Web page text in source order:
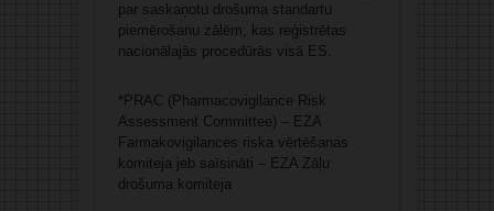
par saskaņotu drošuma standartu
piemērošanu zālēm, kas reģistrētas
nacionālajās procedūrās visā ES.
*PRAC (Pharmacovigilance Risk
Assessment Committee) – EZA
Farmakovigilances riska vērtēšanas
komiteja jeb saīsināti – EZA Zāļu
drošuma komiteja